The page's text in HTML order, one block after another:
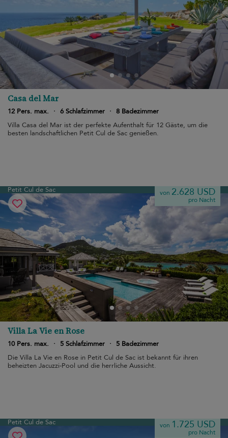
Casa del Mar
12 Pers. max. · 6 Schlafzimmer · 8 Badezimmer
Villa Casa del Mar ist der perfekte Aufenthalt für 12 Gäste, um die
besten landschaftlichen Petit Cul de Sac genießen.
Petit Cul de Sac von 2.628 USD
pro Nacht
Villa La Vie en Rose
10 Pers. max. · 5 Schlafzimmer ·
5 Badezimmer
Die Villa La Vie en Rose in Petit Cul de Sac ist bekannt für ihren
beheizten Jacuzzi-Pool und die herrliche Aussicht.
Petit Cul de Sac von 1.725 USD
pro Nacht